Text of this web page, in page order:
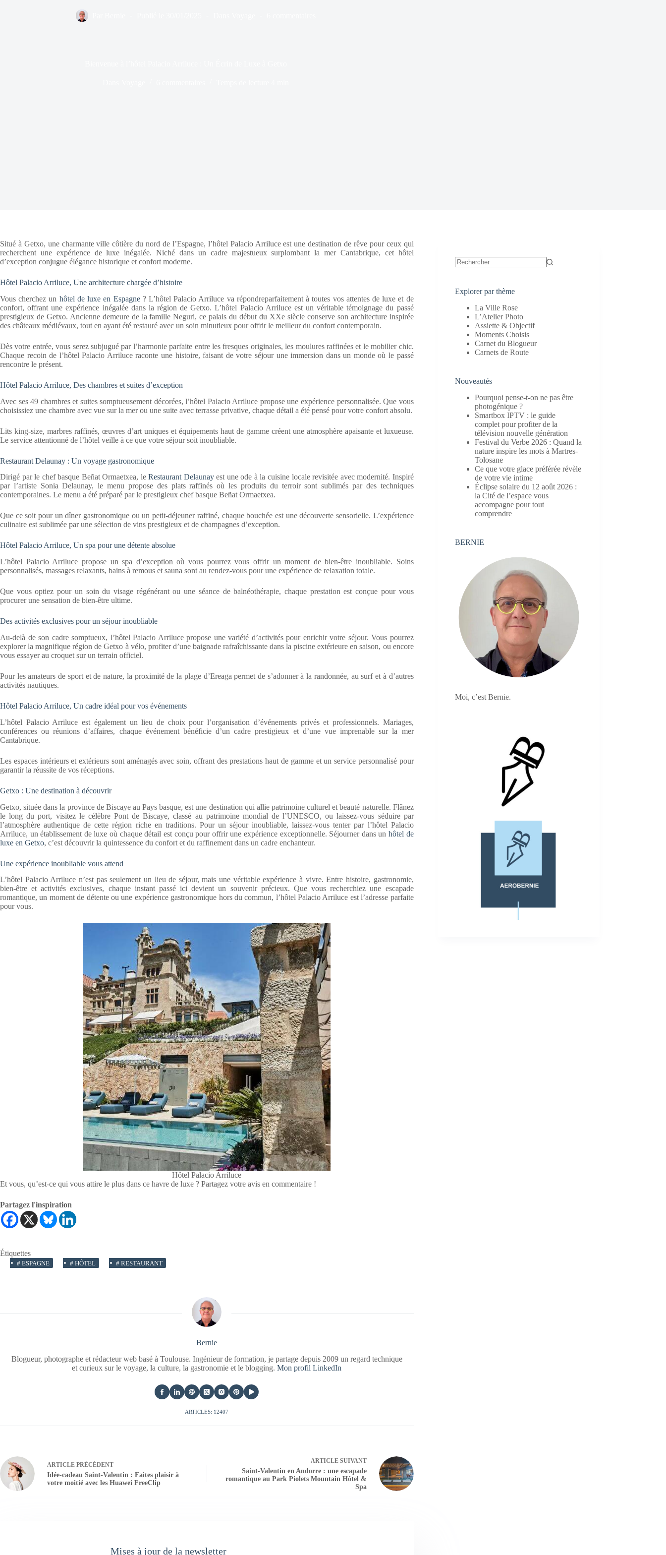
Situé à Getxo, une charmante ville côtière du nord de l’Espagne, l’hôtel Palacio Arriluce est une destination de rêve pour ceux qui
recherchent une expérience de luxe inégalée. Niché dans un cadre majestueux surplombant la mer Cantabrique, cet hôtel
d’exception conjugue élégance historique et confort moderne.
Hôtel Palacio Arriluce, Une architecture chargée d’histoire
Vous cherchez un hôtel de luxe en Espagne ? L’hôtel Palacio Arriluce va répondreparfaitement à toutes vos attentes de luxe et de
confort, offrant une expérience inégalée dans la région de Getxo. L’hôtel Palacio Arriluce est un véritable témoignage du passé
prestigieux de Getxo. Ancienne demeure de la famille Neguri, ce palais du début du XXe siècle conserve son architecture inspirée
des châteaux médiévaux, tout en ayant été restauré avec un soin minutieux pour offrir le meilleur du confort contemporain.
Dès votre entrée, vous serez subjugué par l’harmonie parfaite entre les fresques originales, les moulures raffinées et le mobilier chic.
Chaque recoin de l’hôtel Palacio Arriluce raconte une histoire, faisant de votre séjour une immersion dans un monde où le passé
rencontre le présent.
Hôtel Palacio Arriluce, Des chambres et suites d’exception
Avec ses 49 chambres et suites somptueusement décorées, l’hôtel Palacio Arriluce propose une expérience personnalisée. Que vous
choisissiez une chambre avec vue sur la mer ou une suite avec terrasse privative, chaque détail a été pensé pour votre confort absolu.
Lits king-size, marbres raffinés, œuvres d’art uniques et équipements haut de gamme créent une atmosphère apaisante et luxueuse.
Le service attentionné de l’hôtel veille à ce que votre séjour soit inoubliable.
Restaurant Delaunay : Un voyage gastronomique
Dirigé par le chef basque Beñat Ormaetxea, leRestaurant Delaunayest une ode à la cuisine locale revisitée avec modernité. Inspiré
par l’artiste Sonia Delaunay, le menu propose des plats raffinés où les produits du terroir sont sublimés par des techniques
contemporaines. Le menu a été préparé par le prestigieux chef basque Beñat Ormaetxea.
Que ce soit pour un dîner gastronomique ou un petit-déjeuner raffiné, chaque bouchée est une découverte sensorielle. L’expérience
culinaire est sublimée par une sélection de vins prestigieux et de champagnes d’exception.
Hôtel Palacio Arriluce, Un spa pour une détente absolue
L’hôtel Palacio Arriluce propose un spa d’exception où vous pourrez vous offrir un moment de bien-être inoubliable. Soins
personnalisés, massages relaxants, bains à remous et sauna sont au rendez-vous pour une expérience de relaxation totale.
Que vous optiez pour un soin du visage régénérant ou une séance de balnéothérapie, chaque prestation est conçue pour vous
procurer une sensation de bien-être ultime.
Des activités exclusives pour un séjour inoubliable
Au-delà de son cadre somptueux, l’hôtel Palacio Arriluce propose une variété d’activités pour enrichir votre séjour. Vous pourrez
explorer la magnifique région de Getxo à vélo, profiter d’une baignade rafraîchissante dans la piscine extérieure en saison, ou encore
vous essayer au croquet sur un terrain officiel.
Pour les amateurs de sport et de nature, la proximité de la plage d’Ereaga permet de s’adonner à la randonnée, au surf et à d’autres
activités nautiques.
Hôtel Palacio Arriluce, Un cadre idéal pour vos événements
L’hôtel Palacio Arriluce est également un lieu de choix pour l’organisation d’événements privés et professionnels. Mariages,
conférences ou réunions d’affaires, chaque événement bénéficie d’un cadre prestigieux et d’une vue imprenable sur la mer
Cantabrique.
Les espaces intérieurs et extérieurs sont aménagés avec soin, offrant des prestations haut de gamme et un service personnalisé pour
garantir la réussite de vos réceptions.
Getxo : Une destination à découvrir
Getxo, située dans la province de Biscaye au Pays basque, est une destination qui allie patrimoine culturel et beauté naturelle. Flânez
le long du port, visitez le célèbre Pont de Biscaye, classé au patrimoine mondial de l’UNESCO, ou laissez-vous séduire par
l’atmosphère authentique de cette région riche en traditions. Pour un séjour inoubliable, laissez-vous tenter par l’hôtel Palacio
Arriluce, un établissement de luxe où chaque détail est conçu pour offrir une expérience exceptionnelle. Séjourner dans unhôtel de
luxe en Getxo, c’est découvrir la quintessence du confort et du raffinement dans un cadre enchanteur.
Une expérience inoubliable vous attend
L’hôtel Palacio Arriluce n’est pas seulement un lieu de séjour, mais une véritable expérience à vivre. Entre histoire, gastronomie,
bien-être et activités exclusives, chaque instant passé ici devient un souvenir précieux. Que vous recherchiez une escapade
romantique, un moment de détente ou une expérience gastronomique hors du commun, l’hôtel Palacio Arriluce est l’adresse parfaite
pour vous.
Hôtel Palacio Arriluce
Et vous, qu’est-ce qui vous attire le plus dans ce havre de luxe ? Partagez votre avis en commentaire !
Partagez l'inspiration
Étiquettes
# ESPAGNE # HÔTEL # RESTAURANT
Bernie
Blogueur, photographe et rédacteur web basé à Toulouse. Ingénieur de formation, je partage depuis 2009 un regard technique
et curieux sur le voyage, la culture, la gastronomie et le blogging.Mon profil LinkedIn
ARTICLES: 12407
ARTICLE PRÉCÉDENT
Idée-cadeau Saint-Valentin : Faites plaisir à
votre moitié avec les Huawei FreeClip
ARTICLESUIVANT
Saint-Valentin en Andorre : une escapade
romantique au Park Piolets Mountain Hôtel &
Spa
Mises à jour de la newsletter
Explorer par thème
La Ville Rose
L’Atelier Photo
Assiette & Objectif
Moments Choisis
Carnet du Blogueur
Carnets de Route
Nouveautés
Pourquoi pense-t-on ne pas être
photogénique ?
Smartbox IPTV : le guide
complet pour profiter de la
télévision nouvelle génération
Festival du Verbe 2026 : Quand la
nature inspire les mots à Martres-
Tolosane
Ce que votre glace préférée révèle
de votre vie intime
Éclipse solaire du 12 août 2026 :
la Cité de l’espace vous
accompagne pour tout
comprendre
BERNIE
Moi, c’est Bernie.